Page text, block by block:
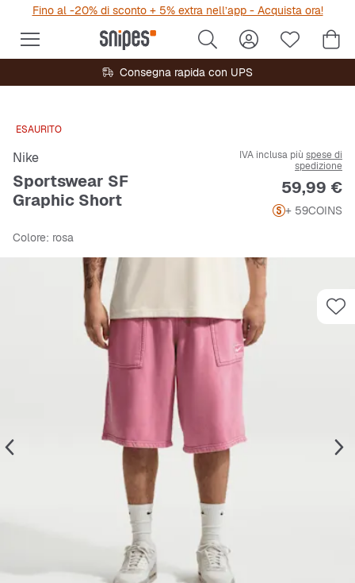
Fino al -20% di sconto + 5% extra nell’app - Acquista ora!
Consegna rapida con UPS
ESAURITO
Nike
Sportswear SF
Graphic Short
IVA inclusa più spese di
spedizione
Prezzo
59,99 €
+ 59COINS
Colore: rosa